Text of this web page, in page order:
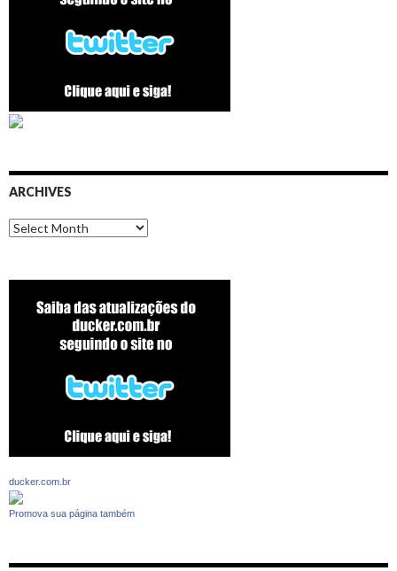
ARCHIVES
Archives
ducker.com.br
Promova sua página também